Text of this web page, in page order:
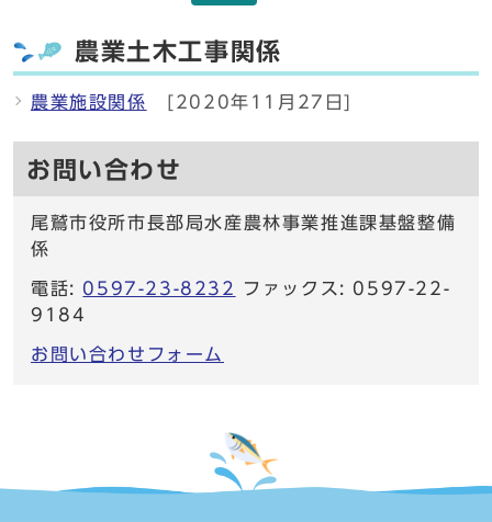
農業土木工事関係
農業施設関係 [2020年11月27日]
お問い合わせ
尾鷲市役所市長部局水産農林事業推進課基盤整備
係
電話: 0597-23-8232
ファックス: 0597-22-
9184
お問い合わせフォーム